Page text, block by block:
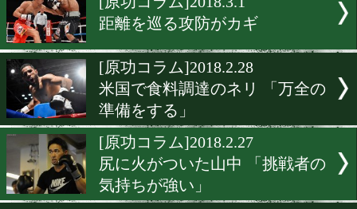
タイソン!
[原功コラム]2018.3.5
1試合で440億円のスーパー
チ!
[原功コラム]2018.3.1
距離を巡る攻防がカギ